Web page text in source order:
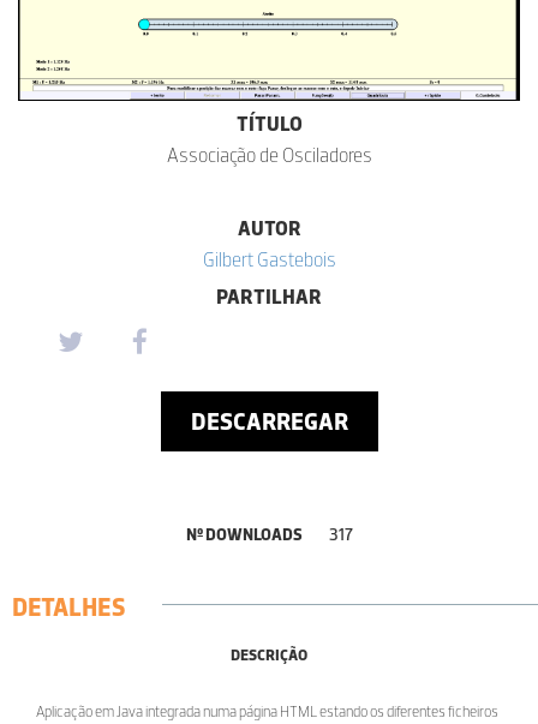
TÍTULO
Associação de Osciladores
AUTOR
Gilbert Gastebois
PARTILHAR
DESCARREGAR
Nº DOWNLOADS 317
DETALHES
DESCRIÇÃO
Aplicação em Java integrada numa página HTML estando os diferentes ficheiros